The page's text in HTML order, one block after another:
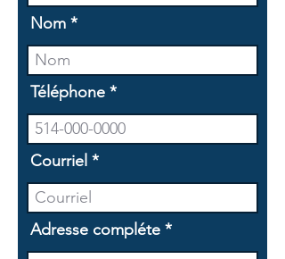
Nom
Téléphone
Courriel
Adresse compléte